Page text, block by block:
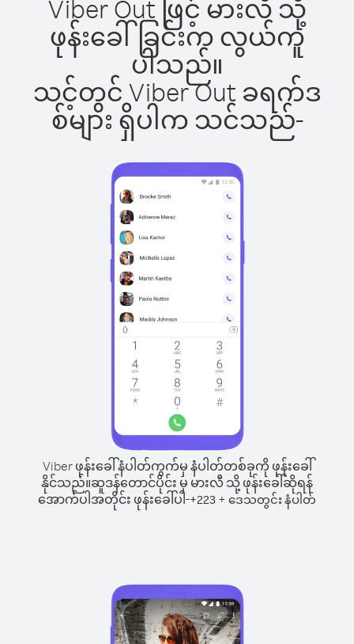
Viber Out ဖြင့် မားလီ သို့
ဖုန်းခေါ်ခြင်းက လွယ်ကူ
ပါသည်။
သင့်တွင် Viber Out ခရက်ဒ
စ်များ ရှိပါက သင်သည်-
Viber ဖုန်းခေါ်နံပါတ်ကွက်မှ နံပါတ်တစ်ခုကို ဖုန်းခေါ်
နိုင်သည်။ဆူဒန်တောင်ပိုင်း မှ မားလီ သို့ ဖုန်းခေါ်ဆိုရန်
အောက်ပါအတိုင်း ဖုန်းခေါ်ပါ-+223 + ဒေသတွင်း နံပါတ်